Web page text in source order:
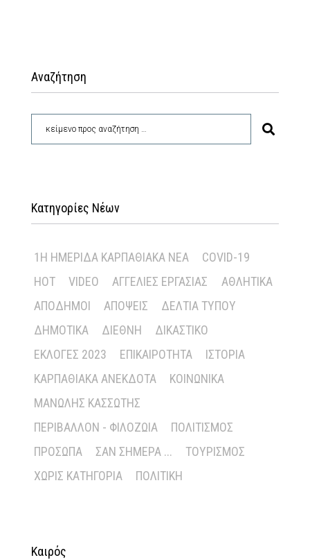
Αναζήτηση
Κατηγορίες Νέων
1Η ΗΜΕΡΊΔΑ ΚΑΡΠΑΘΙΑΚΆ ΝΈΑ
COVID-19
HOT
VIDEO ΑΓΓΕΛΊΕΣ ΕΡΓΑΣΊΑΣ
ΑΘΛΗΤΙΚΆ
ΑΠΌΔΗΜΟΙ
ΑΠΌΨΕΙΣ
ΔΕΛΤΊΑ ΤΎΠΟΥ
ΔΗΜΟΤΙΚΆ
ΔΙΕΘΝΉ
ΔΙΚΑΣΤΙΚΌ
ΕΚΛΟΓΈΣ 2023
ΕΠΙΚΑΙΡΌΤΗΤΑ
ΙΣΤΟΡΊΑ
ΚΑΡΠΑΘΙΑΚΆ ΑΝΈΚΔΟΤΑ
ΚΟΙΝΩΝΙΚΆ
ΜΑΝΏΛΗΣ ΚΑΣΣΏΤΗΣ
ΠΕΡΙΒΆΛΛΟΝ - ΦΙΛΟΖΩΊΑ
ΠΟΛΙΤΙΣΜΌΣ
ΠΡΌΣΩΠΑ
ΣΑΝ ΣΉΜΕΡΑ ...
ΤΟΥΡΙΣΜΌΣ
ΧΩΡΊΣ ΚΑΤΗΓΟΡΊΑ
ΠΟΛΙΤΙΚΉ
Καιρός